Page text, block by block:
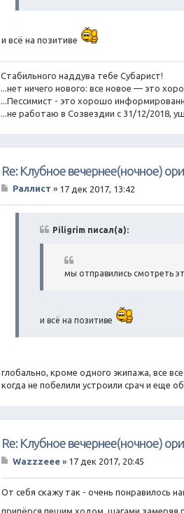
и всё на позитиве
Стабильного наддува тебе Субарист!
...нет ничего нового: все новое — это
...Пессимист - это хорошо
...не работаю в Созвездии с 31/12/2018,
Re: Клубное вечернее(ночное)
Раллист » 17 дек 2017, 13:42
Piligrim писал(а):
мы отправились смотреть
и всё на позитиве
глобально, кроме одного экипажа, все
когда не побелили устроили срач и еще
Re: Клубное вечернее(ночное)
о
Wazzzeee » 17 дек 2017, 20:45
От себя скажу так - очень понравилось